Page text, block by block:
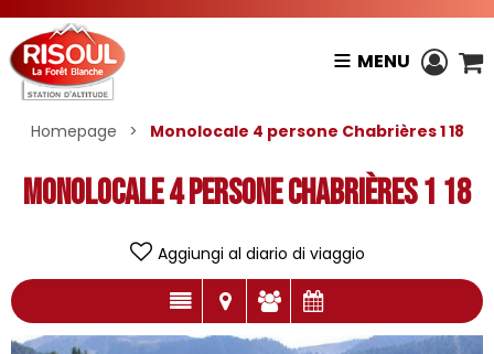
MENU
Homepage > Monolocale 4 persone Chabrières 1 18
Monolocale 4 persone Chabrières 1 18
Aggiungi al diario di viaggio